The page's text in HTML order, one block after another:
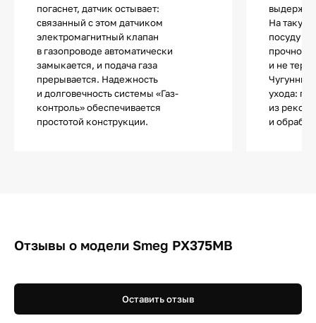
погаснет, датчик остывает:
связанный с этом датчиком
электромагнитный клапан
в газопроводе автоматически
замыкается, и подача газа
прерывается. Надежность
и долговечность системы «Газ-
контроль» обеспечивается
простотой конструкции.
На такую
посуду
и не
Чугунные
ухода:
из
и
Отзывы о модели Smeg PX375MB
Оставить отзыв